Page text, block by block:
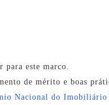
para este marco.
de mérito e boas
Nacional do Imobiliário